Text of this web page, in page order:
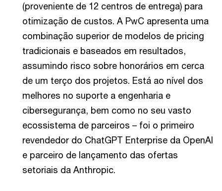
(proveniente de 12 centros de entrega) para
otimização de custos. A PwC apresenta uma
combinação superior de modelos de pricing
tradicionais e baseados em resultados,
assumindo risco sobre honorários em cerca
de um terço dos projetos. Está ao nível dos
melhores no suporte a engenharia e
cibersegurança, bem como no seu vasto
ecossistema de parceiros – foi o primeiro
revendedor do ChatGPT Enterprise da OpenAI
e parceiro de lançamento das ofertas
setoriais da Anthropic.